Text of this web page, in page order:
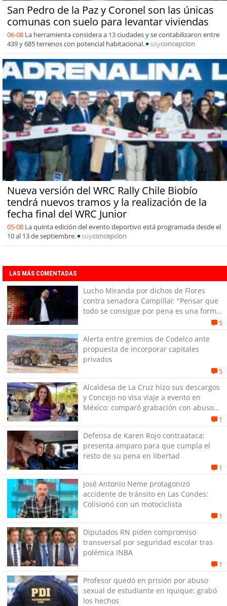
San Pedro de la Paz y Coronel son las únicas
comunas con suelo para levantar viviendas
06-08 La herramienta considera a 13 ciudades y se contabilizaron entre
439 y 685 terrenos con potencial habitacional.
soyconcepcion
Nueva versión del WRC Rally Chile Biobío
tendrá nuevos tramos y la realización de la
fecha final del WRC Junior
05-08 La quinta edición del evento deportivo está programada desde el
10 al 13 de septiembre.
soyconcepcion
LAS MÁS COMENTADAS
Lucho Miranda por dichos de Flores
contra senadora Campillai: "Pensar que
todo se consigue por pena es una forma
5
Alerta entre gremios de Codelco ante
propuesta de incorporar capitales
privados
5
Alcaldesa de La Cruz hizo sus descargos
y Concejo no visa viaje a evento en
México: comparó grabación con abuso
1
Defensa de Karen Rojo contraataca:
presenta amparo para que cumpla el
resto de su pena en libertad
1
José Antonio Neme protagonizó
accidente de tránsito en Las Condes:
Colisionó con un motociclista
1
Diputados RN piden compromiso
transversal por seguridad escolar tras
polémica INBA
1
Profesor quedó en prisión por abuso
sexual de estudiante en Iquique: grabó
los hechos